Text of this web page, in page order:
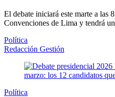
El debate iniciará este marte a las
Convenciones de Lima y tendrá
Política
Redacción Gestión
Política